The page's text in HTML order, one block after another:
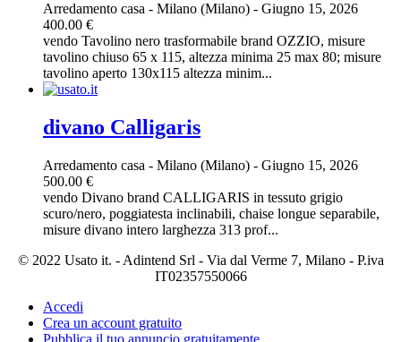
Arredamento casa - Milano (Milano) - Giugno 15, 2026
400.00 €
vendo Tavolino nero trasformabile brand OZZIO, misure
tavolino chiuso 65 x 115, altezza minima 25 max 80; misure
tavolino aperto 130x115 altezza minim...
divano Calligaris
Arredamento casa - Milano (Milano) - Giugno 15, 2026
500.00 €
vendo Divano brand CALLIGARIS in tessuto grigio
scuro/nero, poggiatesta inclinabili, chaise longue separabile,
misure divano intero larghezza 313 prof...
© 2022 Usato it. - Adintend Srl - Via dal Verme 7, Milano - P.iva
IT02357550066
Accedi
Crea un account gratuito